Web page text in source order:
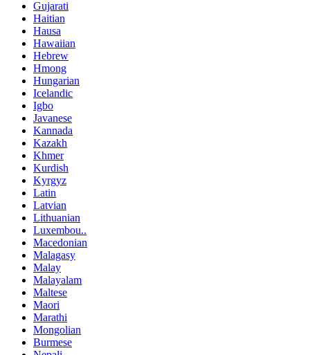
Gujarati
Haitian
Hausa
Hawaiian
Hebrew
Hmong
Hungarian
Icelandic
Igbo
Javanese
Kannada
Kazakh
Khmer
Kurdish
Kyrgyz
Latin
Latvian
Lithuanian
Luxembou..
Macedonian
Malagasy
Malay
Malayalam
Maltese
Maori
Marathi
Mongolian
Burmese